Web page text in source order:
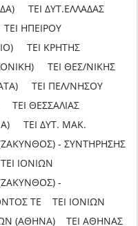
ΤΕΙ ΔΥΤ.ΕΛΛΑΔΑΣ
ΗΠΕΙΡΟΥ
ΤΕΙ ΚΡΗΤΗΣ
ΤΕΙ ΘΕΣ/ΝΙΚΗΣ
ΤΕΙ ΠΕΛ/ΝΗΣΟΥ
ΘΕΣΣΑΛΙΑΣ
ΤΕΙ ΔΥΤ. ΜΑΚ.
- ΣΥΝΤΗΡΗΣΗΣ
ΙΟΝΙΩΝ
-
ΤΕ ΤΕΙ ΙΟΝΙΩΝ
(ΑΘΗΝΑ) ΤΕΙ ΑΘΗΝΑΣ